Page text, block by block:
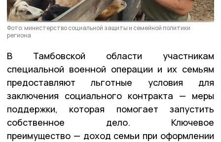
Фото: министерство социальной защиты и семейной политики
региона
В Тамбовской области участникам
специальной военной операции и их семьям
предоставляют льготные условия для
заключения социального контракта — меры
поддержки, которая помогает запустить
собственное дело. Ключевое
преимущество — доход семьи при оформлении